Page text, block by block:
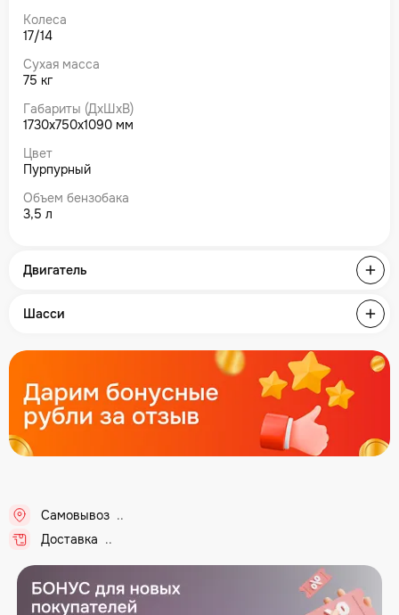
Колеса
17/14
Сухая масса
75 кг
Габариты (ДхШхВ)
1730х750х1090 мм
Цвет
Пурпурный
Объем бензобака
3,5 л
Двигатель
Шасси
Самовывоз ..
Доставка ..